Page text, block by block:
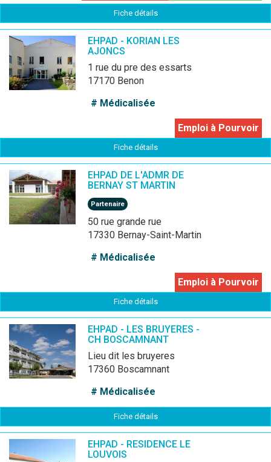
Fiche détails
EHPAD - KORIAN LES
AJONCS
1 rue du pre des essarts
17170 Benon
# Médicalisée
Emploi à Pourvoir
Fiche détails
EHPAD DE L'ADMR DE
BERNAY ST MARTIN
Partenaire
50 rue grande rue
17330 Bernay-Saint-Martin
# Médicalisée
Emploi à Pourvoir
Fiche détails
EHPAD - LES BRUYERES -
CH BOSCAMNANT
lieu dit les bruyeres
17360 Boscamnant
# Médicalisée
Fiche détails
EHPAD - RESIDENCE LE
LOUVOIS